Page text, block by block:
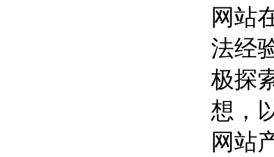
网站
法经
极探
想，
网站